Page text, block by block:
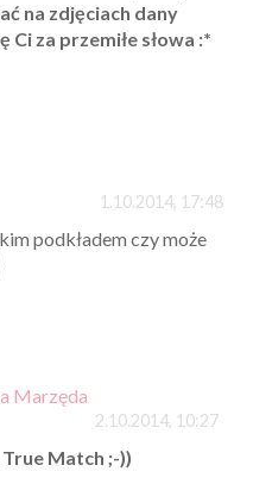
na zdjęciach dany
Ci za przemiłe słowa :*
1.10.2014, 17:48
podkładem czy może
Marzęda
2.10.2014, 10:27
Match ;-))